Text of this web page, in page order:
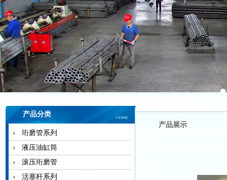
产品分类
珩磨管系列
液压油缸筒
滚压珩磨管
活塞杆系列
产品展示